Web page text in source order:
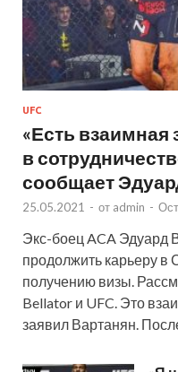
UFC
«Есть взаимная
в
сообщает
25.05.2021 - от admin -
Экс-боец ACA Эдуард
продолжить карьеру в
получению визы.
Bellator и UFC. Это
заявил Вартанян.